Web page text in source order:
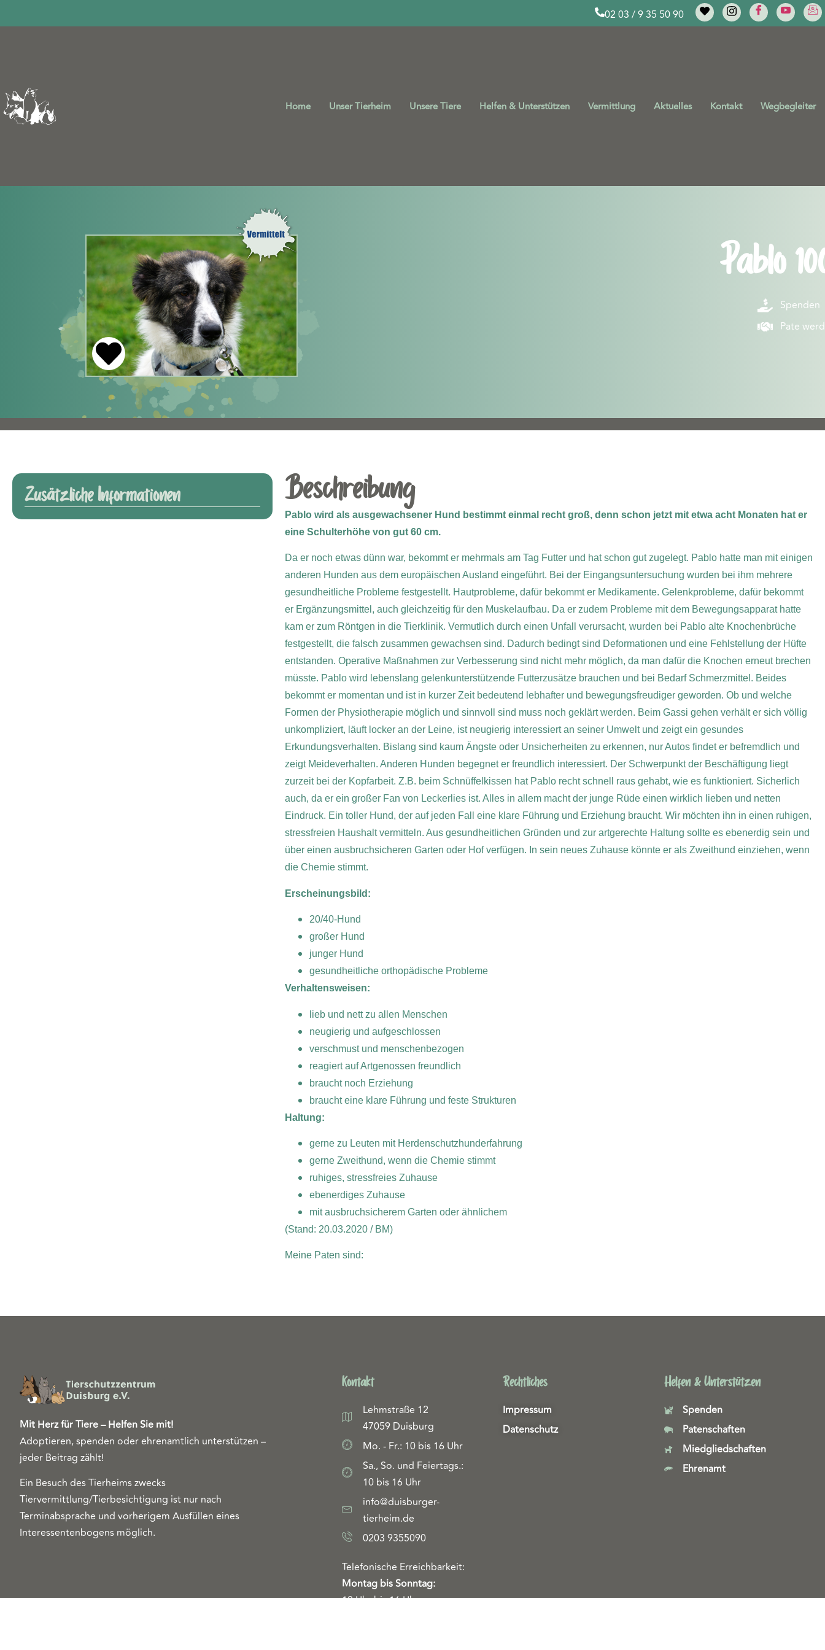
02 03 / 9 35 50 90
Home Unser Tierheim Unsere Tiere Helfen & Unterstützen Vermittlung Aktuelles Kontakt Wegbegleiter
Pablo
Spenden
Pate
Zusätzliche Informationen Beschreibung
Pablo wird als ausgewachsener Hund bestimmt einmal recht groß, denn schon jetzt mit etwa acht Monaten hat er
eine Schulterhöhe von gut 60 cm.
Da er noch etwas dünn war, bekommt er mehrmals am Tag Futter und hat schon gut zugelegt. Pablo hatte man mit einigen
anderen Hunden aus dem europäischen Ausland eingeführt. Bei der Eingangsuntersuchung wurden bei ihm mehrere
gesundheitliche Probleme festgestellt. Hautprobleme, dafür bekommt er Medikamente. Gelenkprobleme, dafür bekommt
er Ergänzungsmittel, auch gleichzeitig für den Muskelaufbau. Da er zudem Probleme mit dem Bewegungsapparat hatte
kam er zum Röntgen in die Tierklinik. Vermutlich durch einen Unfall verursacht, wurden bei Pablo alte Knochenbrüche
festgestellt, die falsch zusammen gewachsen sind. Dadurch bedingt sind Deformationen und eine Fehlstellung der Hüfte
entstanden. Operative Maßnahmen zur Verbesserung sind nicht mehr möglich, da man dafür die Knochen erneut brechen
müsste. Pablo wird lebenslang gelenkunterstützende Futterzusätze brauchen und bei Bedarf Schmerzmittel. Beides
bekommt er momentan und ist in kurzer Zeit bedeutend lebhafter und bewegungsfreudiger geworden. Ob und welche
Formen der Physiotherapie möglich und sinnvoll sind muss noch geklärt werden. Beim Gassi gehen verhält er sich völlig
unkompliziert, läuft locker an der Leine, ist neugierig interessiert an seiner Umwelt und zeigt ein gesundes
Erkundungsverhalten. Bislang sind kaum Ängste oder Unsicherheiten zu erkennen, nur Autos findet er befremdlich und
zeigt Meideverhalten. Anderen Hunden begegnet er freundlich interessiert. Der Schwerpunkt der Beschäftigung liegt
zurzeit bei der Kopfarbeit. Z.B. beim Schnüffelkissen hat Pablo recht schnell raus gehabt, wie es funktioniert. Sicherlich
auch, da er ein großer Fan von Leckerlies ist. Alles in allem macht der junge Rüde einen wirklich lieben und netten
Eindruck. Ein toller Hund, der auf jeden Fall eine klare Führung und Erziehung braucht. Wir möchten ihn in einen ruhigen,
stressfreien Haushalt vermitteln. Aus gesundheitlichen Gründen und zur artgerechte Haltung sollte es ebenerdig sein und
über einen ausbruchsicheren Garten oder Hof verfügen. In sein neues Zuhause könnte er als Zweithund einziehen, wenn
die Chemie stimmt.
Erscheinungsbild:
20/40-Hund
großer Hund
junger Hund
gesundheitliche orthopädische Probleme
Verhaltensweisen:
lieb und nett zu allen Menschen
neugierig und aufgeschlossen
verschmust und menschenbezogen
reagiert auf Artgenossen freundlich
braucht noch Erziehung
braucht eine klare Führung und feste Strukturen
Haltung:
gerne zu Leuten mit Herdenschutzhunderfahrung
gerne Zweithund, wenn die Chemie stimmt
ruhiges, stressfreies Zuhause
ebenerdiges Zuhause
mit ausbruchsicherem Garten oder ähnlichem
(Stand: 20.03.2020 / BM)
Meine Paten sind:
Mit Herz für Tiere – Helfen Sie mit!
Adoptieren, spenden oder ehrenamtlich unterstützen –
jeder Beitrag zählt!
Ein Besuch des Tierheims zwecks
Tiervermittlung/Tierbesichtigung ist nur nach
Terminabsprache und vorherigem Ausfüllen eines
Interessentenbogens möglich.
Kontakt
Lehmstraße 12
47059 Duisburg
Mo. - Fr.: 10 bis 16 Uhr
Sa., So. und Feiertags.:
10 bis 16 Uhr
info@duisburger-
tierheim.de
0203 9355090
Telefonische Erreichbarkeit:
Montag bis Sonntag:
10 Uhr bis 16 Uhr
Rechtliches
Impressum
Datenschutz
Helfen & Unterstützen
Spenden
Patenschaften
Miedgliedschaften
Ehrenamt